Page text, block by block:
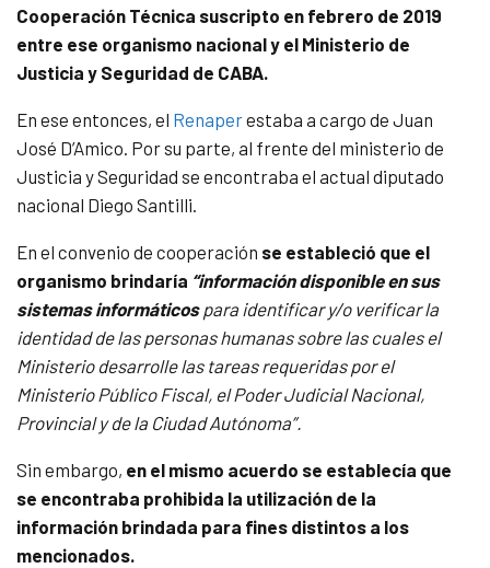
Cooperación Técnica suscripto en febrero de 2019
entre ese organismo nacional y el Ministerio de
Justicia y Seguridad de CABA.
En ese entonces, el Renaperestaba a cargo de Juan
José D’Amico. Por su parte, al frente del ministerio de
Justicia y Seguridad se encontraba el actual diputado
nacional Diego Santilli.
En el convenio de cooperación se estableció que el
organismo brindaría “información disponible en sus
sistemas informáticospara identificar y/o verificar la
identidad de las personas humanas sobre las cuales el
Ministerio desarrolle las tareas requeridas por el
Ministerio Público Fiscal, el Poder Judicial Nacional,
Provincial y de la Ciudad Autónoma”.
Sin embargo, en el mismo acuerdo se establecía que
se encontraba prohibida la utilización de la
información brindada para fines distintos a los
mencionados.